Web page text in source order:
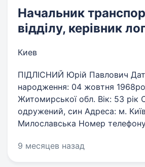
Начальник
відділу, керівник
Киев
ПІДЛІСНИЙ Юрій Павлович
народження: 04 жовтня
Житомирської обл. Вік: 53 рік
одружений, син Адреса: м.
Милославська Номер
9 месяцев назад